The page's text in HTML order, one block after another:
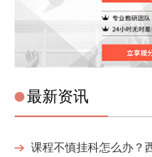
最新资讯